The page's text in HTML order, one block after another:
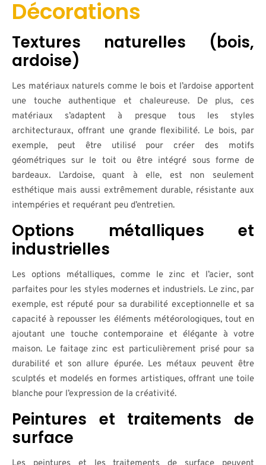
Décorations
Textures naturelles (bois,
ardoise)
Les matériaux naturels comme le bois et l’ardoise apportent
une touche authentique et chaleureuse. De plus, ces
matériaux s’adaptent à presque tous les styles
architecturaux, offrant une grande flexibilité. Le bois, par
exemple, peut être utilisé pour créer des motifs
géométriques sur le toit ou être intégré sous forme de
bardeaux. L’ardoise, quant à elle, est non seulement
esthétique mais aussi extrêmement durable, résistante aux
intempéries et requérant peu d’entretien.
Options métalliques et
industrielles
Les options métalliques, comme le zinc et l’acier, sont
parfaites pour les styles modernes et industriels. Le zinc, par
exemple, est réputé pour sa durabilité exceptionnelle et sa
capacité à repousser les éléments météorologiques, tout en
ajoutant une touche contemporaine et élégante à votre
maison. Le faitage zinc est particulièrement prisé pour sa
durabilité et son allure épurée. Les métaux peuvent être
sculptés et modelés en formes artistiques, offrant une toile
blanche pour l’expression de la créativité.
Peintures et traitements de
surface